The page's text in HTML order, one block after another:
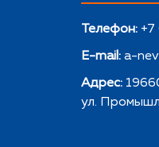
Телефон:
E-mail: a-
Адрес:
ул.